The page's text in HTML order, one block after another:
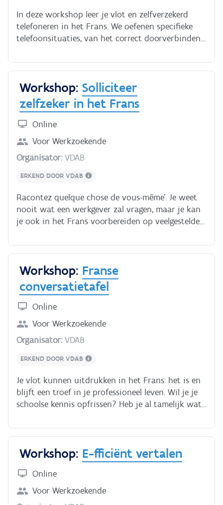
In deze workshop leer je vlot en zelfverzekerd
telefoneren in het Frans. We oefenen specifieke
telefoonsituaties, van het correct doorverbinden
leert hoe je boodschappen noteert, afspraken
plant en reserveringen maakt.Je krijgt persoonlijke
feedback en tips van je coach die je direct in de
praktijk kunt brengen. Na deze training neem je
elke oproep in het Frans met vertrouwen aan!
Workshop: Solliciteer
zelfzeker in het Frans
Online
Voor Werkzoekende
Organisator:VDAB
ERKEND DOOR VDAB
Racontez quelque chose de vous-même’. Je weet
nooit wat een werkgever zal vragen, maar je kan
je ook in het Frans voorbereiden op veelgestelde
workshop overwin je je angst om Frans te
spreken en vergroot je je spreekvaardigheid. Je
leert je motivatie toelichten en bewijzen dat je de
geschikte kandidaat bent. Je leert praten over je
capaciteiten, je opleiding en ervaring en je leert
antwoorden formuleren op lastige vragen. Hierbij
Workshop: Franse
conversatietafel
Online
Voor Werkzoekende
Organisator:VDAB
ERKEND DOOR VDAB
Je vlot kunnen uitdrukken in het Frans: het is en
blijft een troef in je professioneel leven. Wil je je
schoolse kennis opfrissen? Heb je al tamelijk wat
interacties met collega’s, klanten en leveranciers?
Dan is deze online workshop echt iets voor jou. In
een veilige omgeving, waar iedereen leert van
iedereen, vergroot je je zelfvertrouwen en je
vaardigheden om je in het Frans uit te
drukken. Samen met andere cursisten bespreek je
Workshop: E-fficiënt vertalen
Online
Voor Werkzoekende